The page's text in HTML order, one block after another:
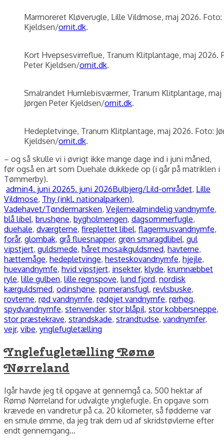
Marmoreret Kløverugle, Lille Vildmose, maj 2026. Foto:
Kjeldsen/ornit.dk.
Kort Hvepsesvirreflue, Tranum Klitplantage, maj 2026.
Peter Kjeldsen/ornit.dk.
Smalrandet Humlebisværmer, Tranum Klitplantage,
Jørgen Peter Kjeldsen/ornit.dk.
Hedepletvinge, Tranum Klitplantage, maj 2026. Foto:
Kjeldsen/ornit.dk.
– og så skulle vi i øvrigt ikke mange dage ind i juni måned,
før også en art som Duehale dukkede op (i går på matriklen i
Tømmerby).
Forfatter
adminUdgivet
4. juni 20265. juni 2026Kategorier
Bulbjerg/Lild-området, Lille
Vildmose, Thy (inkl. nationalparken),
Vadehavet/Tøndermarsken, VejlerneTags
almindelig vandnymfe,
blå libel, brushøne, bygholmengen, dagsommerfugle,
duehale, dværgterne, fireplettet libel, flagermusvandnymfe,
forår, glombak, grå fluesnapper, grøn smaragdlibel, gul
vipstjert, guldsmede, håret mosaikguldsmed, havterne,
hættemåge, hedepletvinge, hesteskovandnymfe, hjejle,
huevandnymfe, hvid vipstjert, insekter, klyde, krumnæbbet
ryle, lille gulben, lille regnspove, lund fjord, nordisk
kærguldsmed, odinshøne, pomeransfugl, revlsbuske,
rovterne, rød vandnymfe, rødøjet vandnymfe, rørhøg,
spydvandnymfe, stenvender, stor blåpil, stor kobbersneppe,
stor præstekrave, strandskade, strandtudse, vandnymfer,
vejr, vibe, ynglefugletælling
Ynglefugletælling Rømø
Nørreland
Igår havde jeg til opgave at gennemgå ca. 500 hektar af
Rømø Nørreland for udvalgte ynglefugle. En opgave som
krævede en vandretur på ca. 20 kilometer, så fødderne var
en smule ømme, da jeg trak dem ud af skridstøvlerne efter
endt gennemgang…